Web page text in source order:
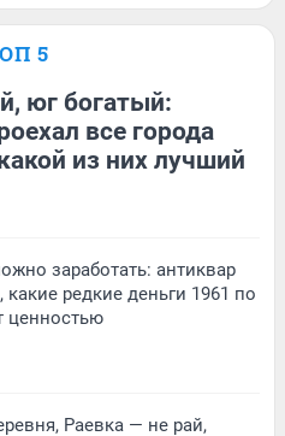
5
юг богатый:
все города
из них лучший
заработать: антиквар
редкие деньги 1961 по
ценностью
Раевка — не рай,